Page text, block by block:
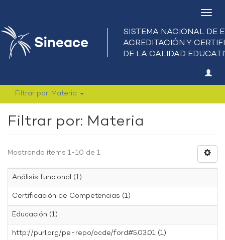
Filtrar por: Materia
Filtrar por: Materia
Mostrando ítems 1-10 de 1
Análisis funcional (1)
Certificación de Competencias (1)
Educación (1)
http://purl.org/pe-repo/ocde/ford#5.03.01 (1)